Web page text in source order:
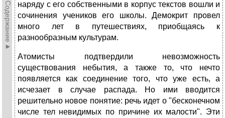
►Содержание►
наряду с его собственными в корпус текстов вошли и
сочинения учеников его школы. Демокрит провел
много лет в путешествиях, приобщаясь к
разнообразным культурам.
Атомисты подтвердили невозможность
существования небытия, а также то, что нечто
появляется как соединение того, что уже есть, а
исчезает в случае распада. Но ими вводится
решительно новое понятие: речь идет о "бесконечном
числе тел невидимых по причине их малости". Эти